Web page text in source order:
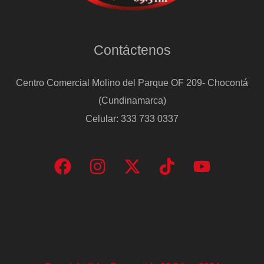
Contáctenos
Centro Comercial Molino del Parque OF 209- Chocontá
(Cundinamarca)
Celular: 333 733 0337